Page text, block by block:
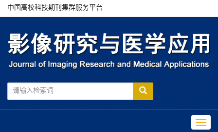
中国高校科技期刊集群服务平台